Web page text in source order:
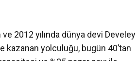
ve 2012 yılında dünya devi Develey
kazanan yolculuğu, bugün 40’tan